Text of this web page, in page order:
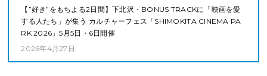
【”好き”をもちよる2日間】下北沢・BONUS TRACKに「映画を愛
する人たち」が集う カルチャーフェス「SHIMOKITA CINEMA PA
RK 2026」5月5日・6日開催
2026年4月27日